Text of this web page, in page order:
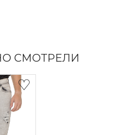
СМОТРЕЛИ